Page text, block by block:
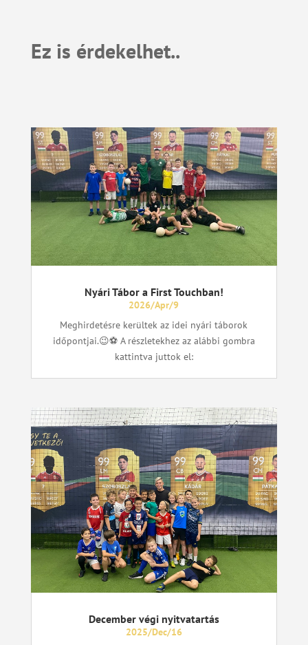
Ez is érdekelhet..
Nyári Tábor a First Touchban!
2026/Apr/9
Meghirdetésre kerültek az idei nyári táborok
időpontjai.😉⚽ A részletekhez az alábbi gombra
kattintva juttok el:
December végi nyitvatartás
2025/Dec/16